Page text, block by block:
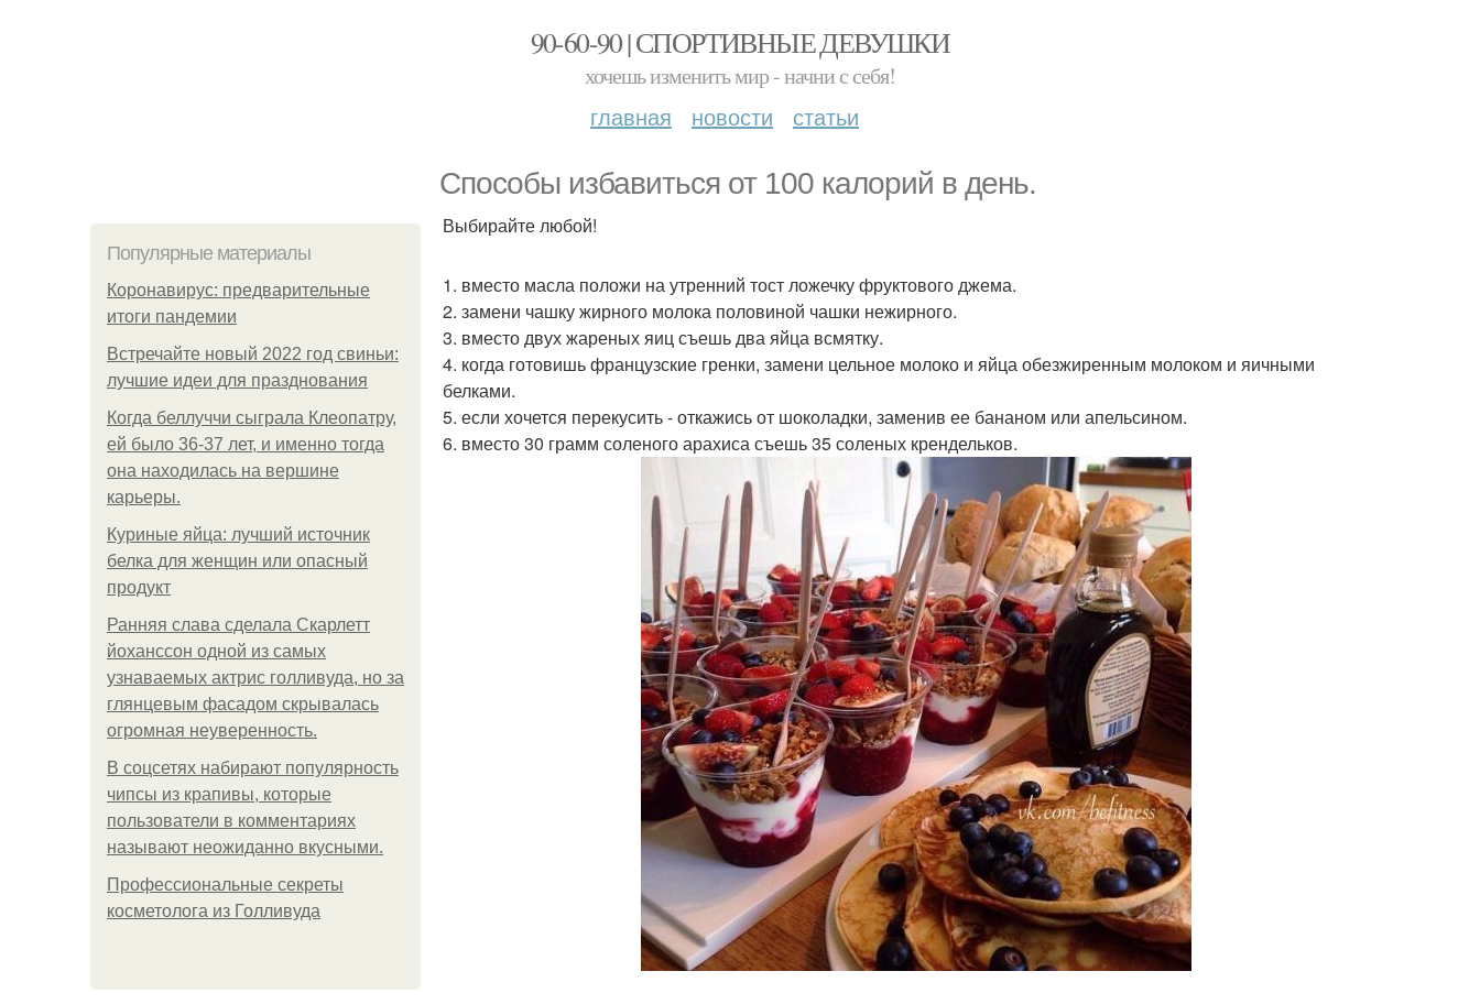
90-60-90 | СПОРТИВНЫЕ ДЕВУШКИ
хочешь изменить мир - начни с себя!
главная новости статьи
Способы избавиться от 100 калорий в день.
Популярные материалы
Коронавирус: предварительные
итоги пандемии
Встречайте новый 2022 год свиньи:
лучшие идеи для празднования
Когда беллуччи сыграла Клеопатру,
ей было 36-37 лет, и именно тогда
она находилась на вершине
карьеры.
Куриные яйца: лучший источник
белка для женщин или опасный
продукт
Ранняя слава сделала Скарлетт
йоханссон одной из самых
узнаваемых актрис голливуда, но за
глянцевым фасадом скрывалась
огромная неуверенность.
В соцсетях набирают популярность
чипсы из крапивы, которые
пользователи в комментариях
называют неожиданно вкусными.
Профессиональные секреты
косметолога из Голливуда
Выбирайте любой!
1. вместо масла положи на утренний тост ложечку фруктового джема.
2. замени чашку жирного молока половиной чашки нежирного.
3. вместо двух жареных яиц съешь два яйца всмятку.
4. когда готовишь французские гренки, замени цельное молоко и яйца обезжиренным молоком и яичными
белками.
5. если хочется перекусить - откажись от шоколадки, заменив ее бананом или апельсином.
6. вместо 30 грамм соленого арахиса съешь 35 соленых крендельков.